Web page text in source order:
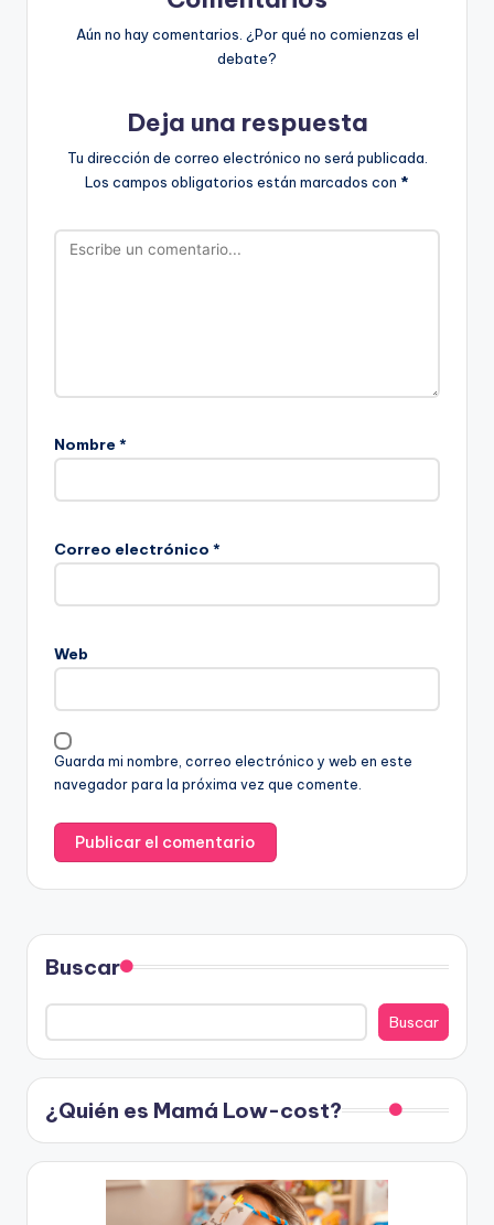
Aún no hay comentarios. ¿Por qué no comienzas el
debate?
Deja una respuesta
Tu dirección de correo electrónico no será publicada.
Los campos obligatorios están marcados con *
Nombre *
Correo electrónico *
Web
Guarda mi nombre, correo electrónico y web en este
navegador para la próxima vez que comente.
Buscar
Buscar
¿Quién es Mamá Low-cost?